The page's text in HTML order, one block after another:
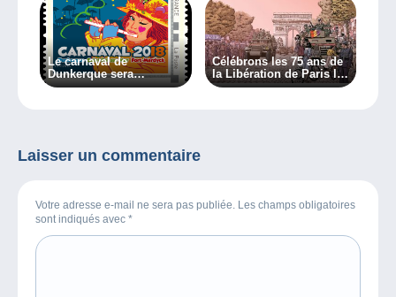
Le carnaval de
Dunkerque sera
philatélique !
Célébrons les 75 ans de
la Libération de Paris le
24/08/2019
Laisser un commentaire
Votre adresse e-mail ne sera pas publiée. Les champs obligatoires
sont indiqués avec *